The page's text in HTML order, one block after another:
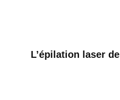
L’épilation laser